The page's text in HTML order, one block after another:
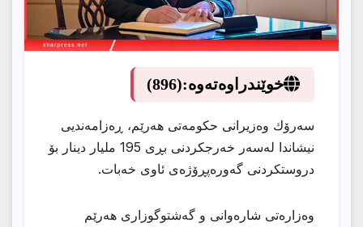
خوێندراوەتەوە:(896)
سەرۆك وەزیرانی حكومەتی هەرێم، ڕەزامەندیی
نیشاندا لەسەر خەرجکردنی بڕی 195 ملیار دینار بۆ
دروستکردنی گەورەپڕۆژەی ئاوی خەبات.
وەزارەتی شارەوانی و گەشتوگوزاری هەرێم